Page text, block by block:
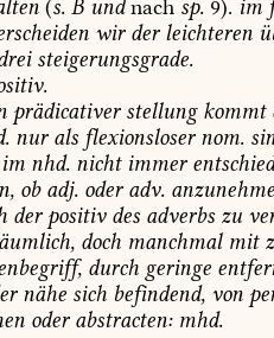
(s. B undnach sp. 9). im
wirderleichteren
steigerungsgrade.
prädicativerstellungkommt
nurals flexionslosernom.
im nhd. nichtimmer
obadj. oderadv.
derpositivdes adverbs zu
doch manchmalmit
durch geringe
nähe sich befindend, von
oderabstracten: mhd.